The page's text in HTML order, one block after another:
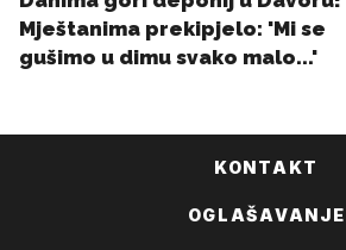
KONTAKT
OGLAŠAVANJE